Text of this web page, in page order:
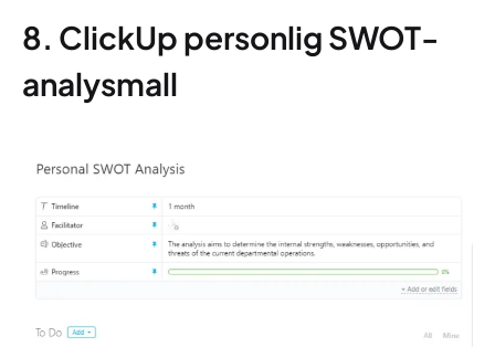
8. ClickUp personlig SWOT-
analysmall